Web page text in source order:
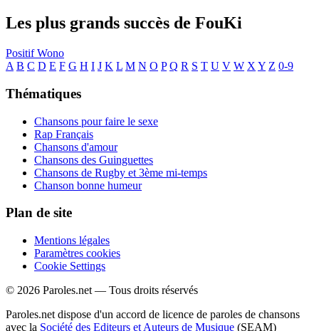
Les plus grands succès de FouKi
PositifWono
A B C D E F G H I J K L M N O P Q R S T U V W X Y Z 0-9
Thématiques
Chansons pour faire le sexe
Rap Français
Chansons d'amour
Chansons des Guinguettes
Chansons de Rugby et 3ème mi-temps
Chanson bonne humeur
Plan de site
Mentions légales
Paramètres cookies
Cookie Settings
© 2026 Paroles.net — Tous droits réservés
Paroles.net dispose d'un accord de licence de paroles de chansons
avec la Société des Editeurs et Auteurs de Musique (SEAM)